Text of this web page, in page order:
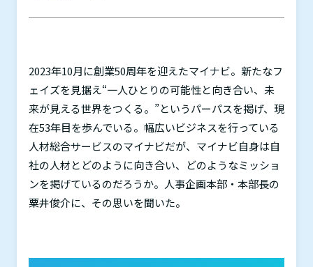
2023年10月に創業50周年を迎えたマイナビ。新たなフ
ェイズを見据え“一人ひとりの可能性と向き合い、未
来が見える世界をつくる。”というパーパスを掲げ、現
在53年目を歩んでいる。幅広いビジネスを行っている
人材総合サービスのマイナビだが、マイナビ自身は自
社の人材とどのように向き合い、どのようなミッショ
ンを掲げているのだろうか。人事企画本部・本部長の
粟井俊介に、その思いを聞いた。